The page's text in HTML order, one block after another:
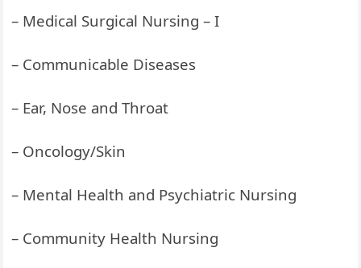
– Medical Surgical Nursing – I
– Communicable Diseases
– Ear, Nose and Throat
– Oncology/Skin
– Mental Health and Psychiatric Nursing
– Community Health Nursing